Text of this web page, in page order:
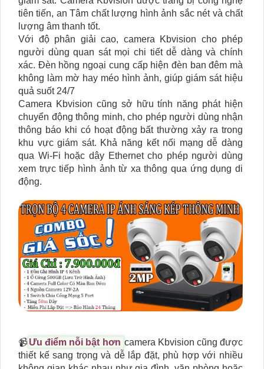
tiên tiến, an Tâm chất lượng hình ảnh sắc nét và chất
lượng âm thanh tốt.
Với độ phân giải cao, camera Kbvision cho phép
người dùng quan sát mọi chi tiết dễ dàng và chính
xác. Đèn hồng ngoại cung cấp hiện đèn ban đêm mà
không làm mờ hay méo hình ảnh, giúp giám sát hiệu
quả suốt 24/7
Camera Kbvision cũng sở hữu tính năng phát hiện
chuyển động thông minh, cho phép người dùng nhận
thông báo khi có hoạt động bất thường xảy ra trong
khu vực giám sát. Khả năng kết nối mạng dễ dàng
qua Wi-Fi hoặc dây Ethernet cho phép người dùng
xem trực tiếp hình ảnh từ xa thông qua ứng dụng di
động.
📹Ưu điểm nỗi bật hơn camera Kbvision cũng được
thiết kế sang trọng và dễ lắp đặt, phù hợp với nhiều